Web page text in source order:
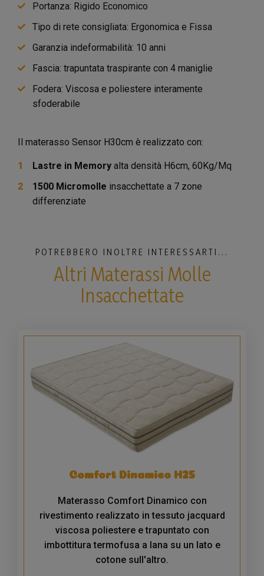
Portanza: Rigido Economico
Tipo di rete consigliata: Ergonomica e Fissa
Garanzia indeformabilità: 10 anni
Fascia: trapuntata traspirante con 4 maniglie
Fodera: Viscosa e poliestere interamente
sfoderabile
Il materasso Sensor H30cm è realizzato con:
Lastre in Memory alta densità H6cm, 60Kg/Mq
1500 Micromolle insacchettate a 7 zone
differenziate
POTREBBERO INOLTRE INTERESSARTI...
Altri Materassi Molle
Insacchettate
Comfort Dinamico H25
Materasso Comfort Dinamico con
rivestimento realizzato in tessuto jacquard
viscosa poliestere e trapuntato con
imbottitura termofusa a lana su un lato e
cotone sull'altro.